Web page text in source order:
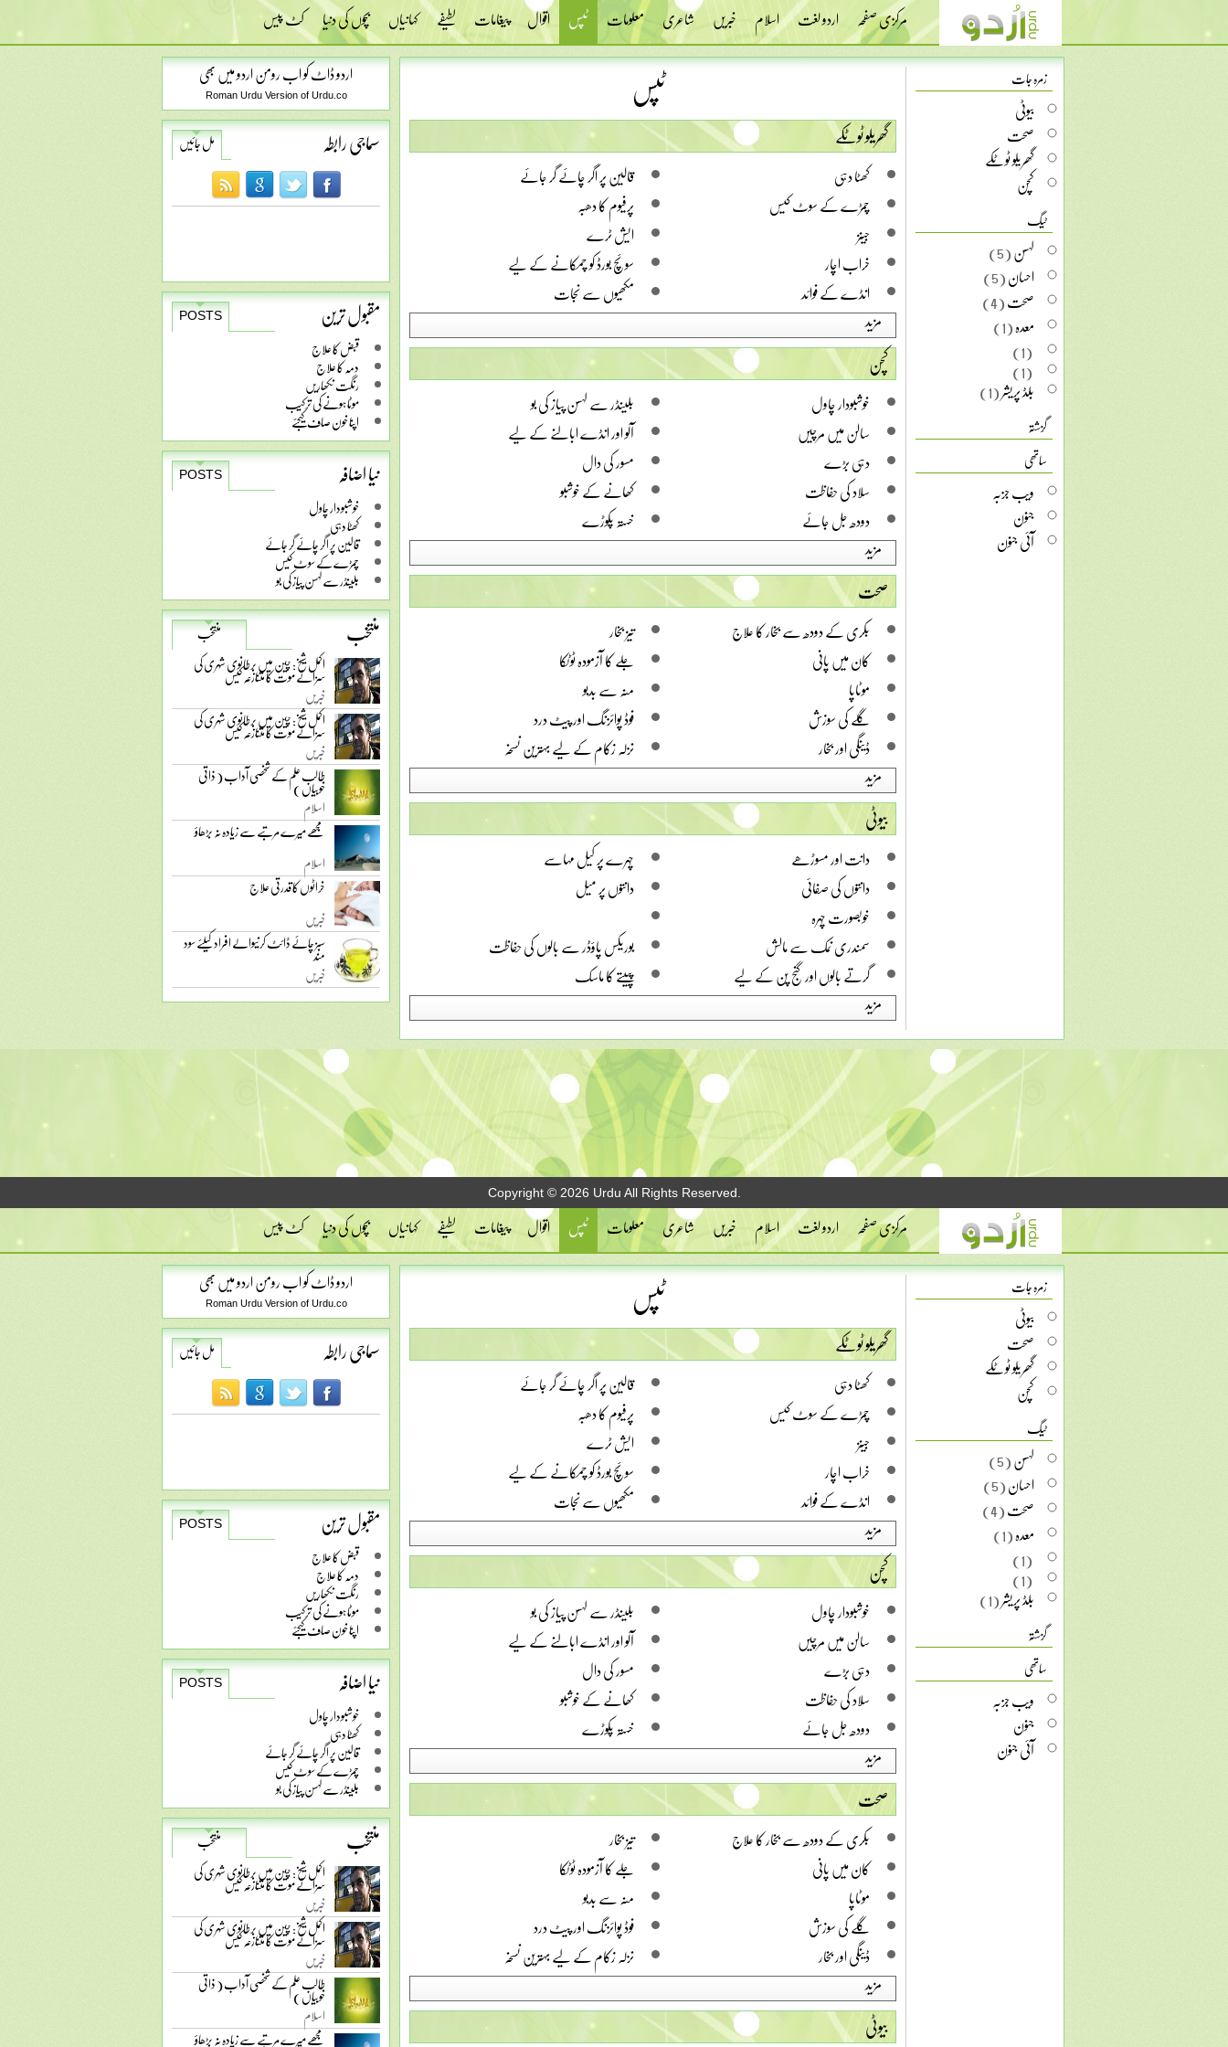
مرکزی صفحہ اردو لغت اسلام خبریں شاعری معلومات ٹپس اقوال پیغامات لطیفے کہانیاں بچوں کی دنیا کٹ پیس
اردو ڈاٹ کو اب رومن اردو میں بھی
Roman Urdu Version of Urdu.co
سماجی رابطہ مل جائیں
مقبول ترین
POSTS
قبض کا علاج
دمہ کا علاج
رنگت نکھاریں
موٹا ہونے کی ترکیب
اپنا خون صاف کیجئے
نیا اضافہ
POSTS
خوشبودار چاول
کھٹا دہی
قالین پر اگر چائے گر جائے
چمڑے کے سوٹ کیس
بلینڈر سے لہسن پیاز کی بو
منتخب
منتخب
اکمل شیخ: چین میں برطانوی شہری کی
سزائے موت کا متنازعہ کیس
خبریں
اکمل شیخ: چین میں برطانوی شہری کی
سزائے موت کا متنازعہ کیس
خبریں
طالب علم کے شخصی آداب ( ذاتی
خوبیاں )
اسلام
مجھے میرے مرتبے سے زیادہ نہ بڑھاؤ
اسلام
خراٹوں کا قدرتی علاج
خبریں
سبز چائے ڈائٹ کرنیوالے افراد کیلئے سود
مند
خبریں
ٹپس
گھریلو ٹوٹکے
کھٹا دہی
قالین پر اگر چائے گر جائے
چمڑے کے سوٹ کیس
پرفیوم کا دھبہ
جینز
ایش ٹرے
خراب اچار
سوئچ بورڈ کو چمکانے کے لیے
انڈے کے فوائد
مکھیوں سے نجات
مزید
کچن
خوشبودار چاول
بلینڈر سے لہسن پیاز کی بو
سالن میں مرچیں
آلو اور انڈے ابالنے کے لیے
دہی بڑے
مسور کی دال
سلاد کی حفاظت
کھانے کے خوشبو
دودھ جل جائے
خستہ پکوڑے
مزید
صحت
بکری کے دودھ سے بخار کا علاج
تیز بخار
کان میں پانی
جلے کا آزمودہ ٹوٹکا
موٹاپا
منہ سے بدبو
گلے کی سوزش
فوڈ پوائزنگ اور پیٹ درد
ڈینگی اور بخار
نزلہ زکام کے لیے بہترین نسخہ
مزید
بیوٹی
دانت اور مسوڑھے
چہرے پر کیل مہاسے
دانتوں کی صفائی
دانتوں پر میل
خوبصورت چہرہ
سمندری نمک سے مالش
بوریکس پاؤڈر سے بالوں کی حفاظت
گرتے بالوں اور گنج پن کے لیے
پپیتے کا ماسک
مزید
زمرہ جات
بیوٹی
صحت
گھریلو ٹوٹکے
کچن
ٹیگ
لہسن(5)
احسان(5)
صحت(4)
معدہ(1)
(1)
(1)
بلڈ پریشر(1)
گزشتہ
ساتھی
ویب جزبہ
جنون
آئی جنون
Copyright © 2026 Urdu All Rights Reserved.
مرکزی صفحہ اردو لغت اسلام خبریں شاعری معلومات ٹپس اقوال پیغامات لطیفے کہانیاں بچوں کی دنیا کٹ پیس
اردو ڈاٹ کو اب رومن اردو میں بھی
Roman Urdu Version of Urdu.co
سماجی رابطہ مل جائیں
مقبول ترین
POSTS
قبض کا علاج
دمہ کا علاج
رنگت نکھاریں
موٹا ہونے کی ترکیب
اپنا خون صاف کیجئے
نیا اضافہ
POSTS
خوشبودار چاول
کھٹا دہی
قالین پر اگر چائے گر جائے
چمڑے کے سوٹ کیس
بلینڈر سے لہسن پیاز کی بو
منتخب
منتخب
اکمل شیخ: چین میں برطانوی شہری کی
سزائے موت کا متنازعہ کیس
خبریں
اکمل شیخ: چین میں برطانوی شہری کی
سزائے موت کا متنازعہ کیس
خبریں
طالب علم کے شخصی آداب ( ذاتی
خوبیاں )
اسلام
مجھے میرے مرتبے سے زیادہ نہ بڑھاؤ
ٹپس
گھریلو ٹوٹکے
کھٹا دہی
قالین پر اگر چائے گر جائے
چمڑے کے سوٹ کیس
پرفیوم کا دھبہ
جینز
ایش ٹرے
خراب اچار
سوئچ بورڈ کو چمکانے کے لیے
انڈے کے فوائد
مکھیوں سے نجات
مزید
کچن
خوشبودار چاول
بلینڈر سے لہسن پیاز کی بو
سالن میں مرچیں
آلو اور انڈے ابالنے کے لیے
دہی بڑے
مسور کی دال
سلاد کی حفاظت
کھانے کے خوشبو
دودھ جل جائے
خستہ پکوڑے
مزید
صحت
بکری کے دودھ سے بخار کا علاج
تیز بخار
کان میں پانی
جلے کا آزمودہ ٹوٹکا
موٹاپا
منہ سے بدبو
گلے کی سوزش
فوڈ پوائزنگ اور پیٹ درد
ڈینگی اور بخار
نزلہ زکام کے لیے بہترین نسخہ
مزید
بیوٹی
زمرہ جات
بیوٹی
صحت
گھریلو ٹوٹکے
کچن
ٹیگ
لہسن(5)
احسان(5)
صحت(4)
معدہ(1)
(1)
(1)
بلڈ پریشر(1)
گزشتہ
ساتھی
ویب جزبہ
جنون
آئی جنون